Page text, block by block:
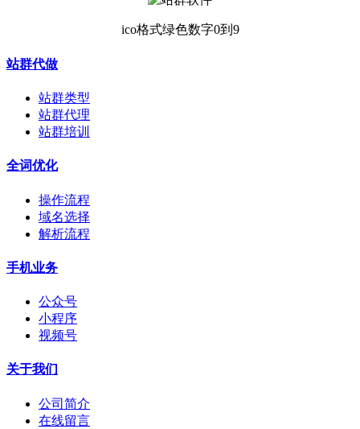
ico格式绿色数字0到9
站群代做
站群类型
站群代理
站群培训
全词优化
操作流程
域名选择
解析流程
手机业务
公众号
小程序
视频号
关于我们
公司简介
在线留言